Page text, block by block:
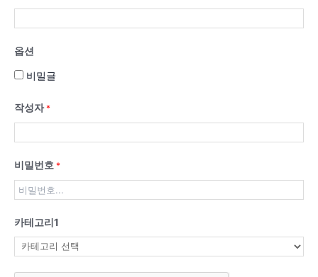
옵션
비밀글
작성자 *
비밀번호 *
카테고리1